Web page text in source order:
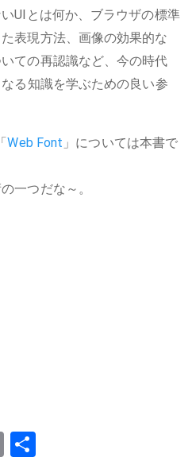
UIとは何か、ブラウザの標準
表現方法、画像の効果的な
ての再認識など、今の時代
る知識を学ぶための良い参
Web Font 」については本書で
一つだな～。
Email